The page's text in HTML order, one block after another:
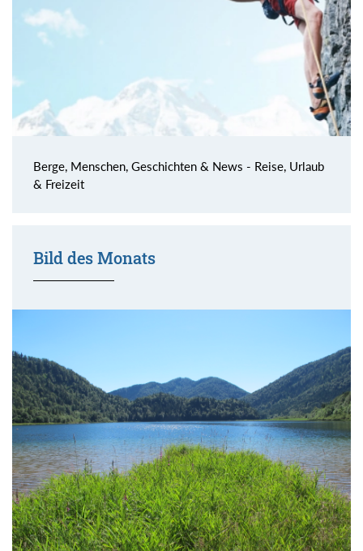
Berge, Menschen, Geschichten & News - Reise, Urlaub
& Freizeit
Bild des Monats